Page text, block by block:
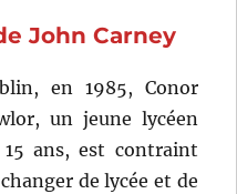
John Carney
en 1985, Conor
un jeune lycéen
15 ans, est contraint
de lycée et de